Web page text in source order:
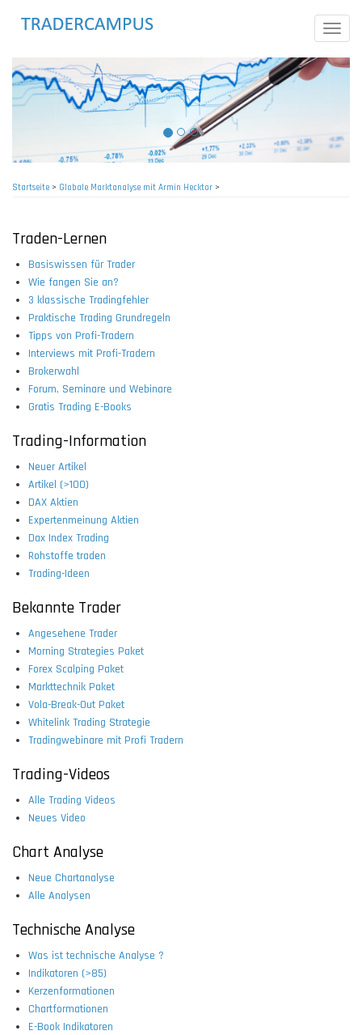
Toggle
Startseite> Globale Marktanalyse mit Armin Hecktor >
Traden-Lernen
Basiswissen für Trader
Wie fangen Sie an?
3 klassische Tradingfehler
Praktische Trading Grundregeln
Tipps von Profi-Tradern
Interviews mit Profi-Tradern
Brokerwahl
Forum, Seminare und Webinare
Gratis Trading E-Books
Trading-Information
Neuer Artikel
Artikel (>100)
DAX Aktien
Expertenmeinung Aktien
Dax Index Trading
Rohstoffe traden
Trading-Ideen
Bekannte Trader
Angesehene Trader
Morning Strategies Paket
Forex Scalping Paket
Markttechnik Paket
Vola-Break-Out Paket
Whitelink Trading Strategie
Tradingwebinare mit Profi Tradern
Trading-Videos
Alle Trading Videos
Neues Video
Chart Analyse
Neue Chartanalyse
Alle Analysen
Technische Analyse
Was ist technische Analyse ?
Indikatoren (>85)
Kerzenformationen
Chartformationen
E-Book Indikatoren